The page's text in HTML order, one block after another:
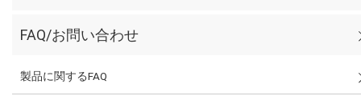
FAQ/お問い合わせ
製品に関するFAQ